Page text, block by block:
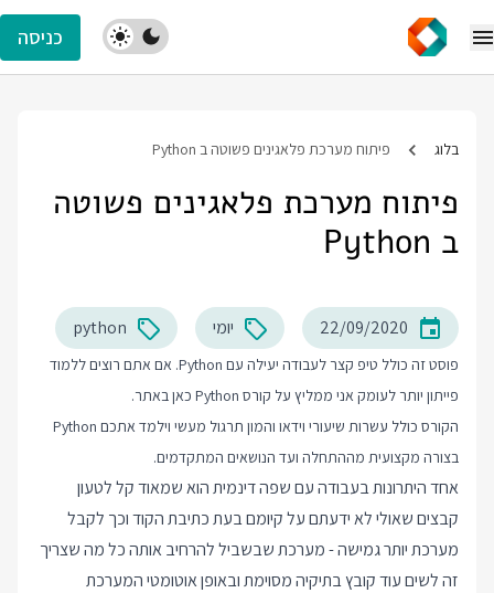
כניסה
בלוג פיתוח מערכת פלאגינים פשוטה ב Python
פיתוח מערכת פלאגינים פשוטה
ב Python
22/09/2020 יומי python
פוסט זה כולל טיפ קצר לעבודה יעילה עם Python. אם אתם רוצים ללמוד
פייתון יותר לעומק אני ממליץ על קורס Python
כאן באתר.
הקורס כולל עשרות שיעורי וידאו והמון תרגול מעשי וילמד אתכם Python
בצורה מקצועית מההתחלה ועד הנושאים המתקדמים.
אחד היתרונות בעבודה עם שפה דינמית הוא שמאוד קל לטעון
קבצים שאולי לא ידעתם על קיומם בעת כתיבת הקוד וכך לקבל
מערכת יותר גמישה - מערכת שבשביל להרחיב אותה כל מה שצריך
זה לשים עוד קובץ בתיקיה מסוימת ובאופן אוטומטי המערכת